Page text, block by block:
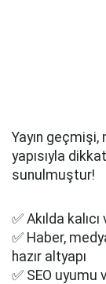
Yayın
yapısıyla
sunulmuştur!
✅ Akılda
✅ Haber,
hazır altyapı
✅ SEO